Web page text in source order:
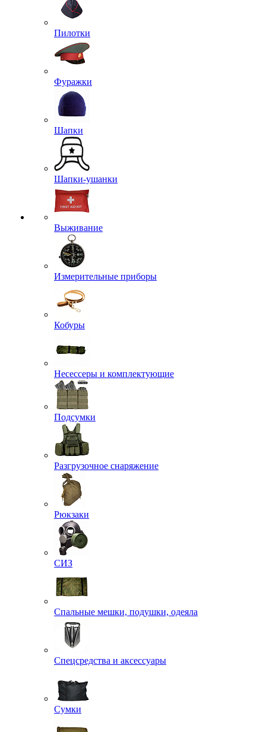
Пилотки
Фуражки
Шапки
Шапки-ушанки
Выживание
Измерительные приборы
Кобуры
Несессеры и комплектующие
Подсумки
Разгрузочное снаряжение
Рюкзаки
СИЗ
Спальные мешки, подушки, одеяла
Спецсредства и аксессуары
Сумки